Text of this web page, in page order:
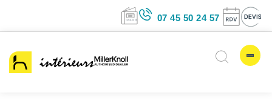
07 45 50 24